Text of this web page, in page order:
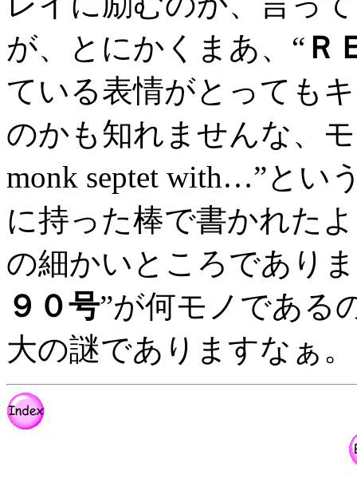
が、とにかくまあ、“ Ｒ
ている表情がとっても
のかも知れませんな、
monk septet with…”とい
に持った棒で書かれた
の細かいところであり
９０号”が何モノである
大の謎でありますなぁ